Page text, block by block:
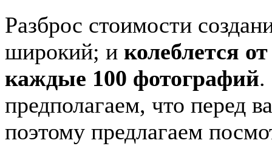
Разброс стоимости
широкий; и колеблется
каждые 100 фотографий.
предполагаем, что перед
поэтому предлагаем